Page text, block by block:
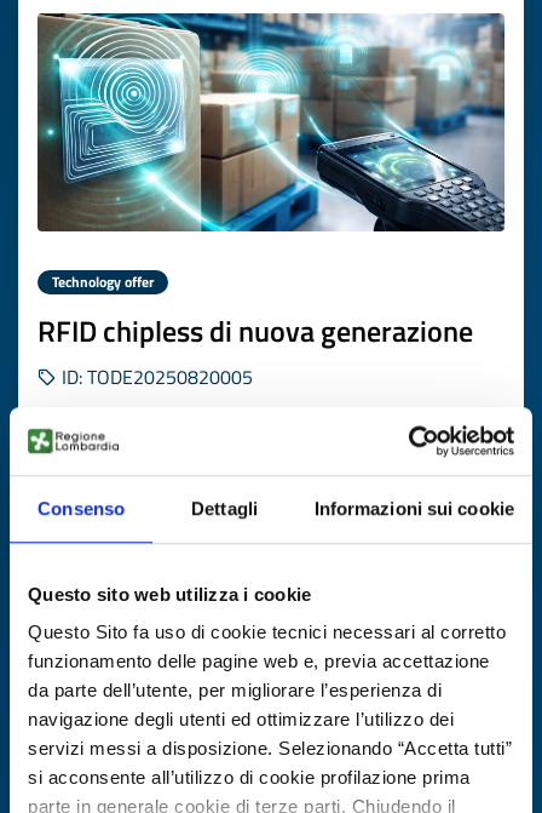
Consenso Dettagli Informazioni sui cookie
Questo sito web utilizza i cookie
Questo Sito fa uso di cookie tecnici necessari al corretto
funzionamento delle pagine web e, previa accettazione
da parte dell’utente, per migliorare l’esperienza di
navigazione degli utenti ed ottimizzare l’utilizzo dei
servizi messi a disposizione. Selezionando “Accetta tutti”
si acconsente all’utilizzo di cookie profilazione prima
parte in generale cookie di terze parti. Chiudendo il
Technology offer
RFID chipless di nuova generazione
ID: TODE20250820005
DISCOVER MORE →
Expires on30 gennaio 2027